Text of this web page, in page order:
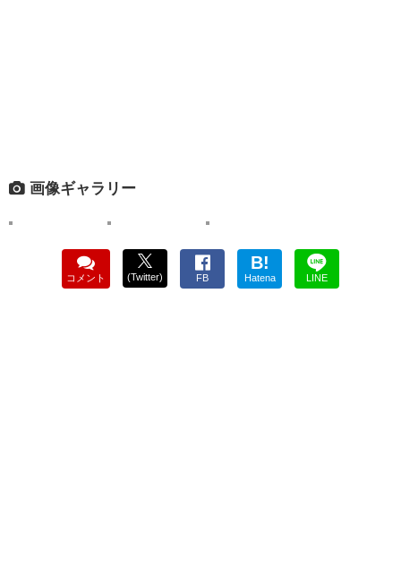
画像ギャラリー
コメント (Twitter) FB
B!
Hatena LINE